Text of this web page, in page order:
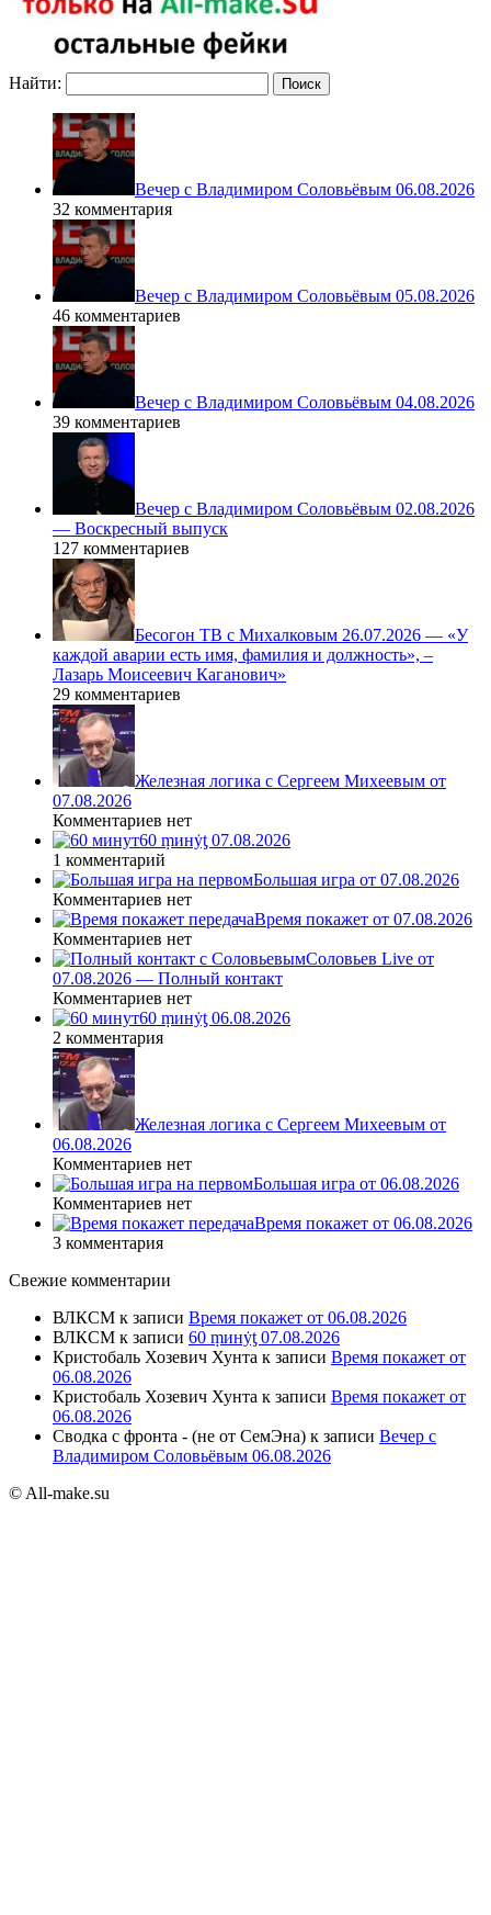
Найти:
Вечер с Владимиром Соловьёвым 06.08.2026
32 комментария
Вечер с Владимиром Соловьёвым 05.08.2026
46 комментариев
Вечер с Владимиром Соловьёвым 04.08.2026
39 комментариев
Вечер с Владимиром Соловьёвым 02.08.2026
— Воскресный выпуск
127 комментариев
Бесогон ТВ с Михалковым 26.07.2026 — «У
каждой аварии есть имя, фамилия и должность», –
Лазарь Моисеевич Каганович»
29 комментариев
Железная логика с Сергеем Михеевым от
07.08.2026
Комментариев нет
60 ṃинẏƫ 07.08.2026
1 комментарий
Большая игра от 07.08.2026
Комментариев нет
Время покажет от 07.08.2026
Комментариев нет
Соловьев Live от
07.08.2026 — Полный контакт
Комментариев нет
60 ṃинẏƫ 06.08.2026
2 комментария
Железная логика с Сергеем Михеевым от
06.08.2026
Комментариев нет
Большая игра от 06.08.2026
Комментариев нет
Время покажет от 06.08.2026
3 комментария
Свежие комментарии
ВЛКСМ к записи Время покажет от 06.08.2026
ВЛКСМ к записи 60 ṃинẏƫ 07.08.2026
Кристобаль Хозевич Хунта к записи Время покажет от
06.08.2026
Кристобаль Хозевич Хунта к записи Время покажет от
06.08.2026
Сводка с фронта - (не от СемЭна) к записи Вечер с
Владимиром Соловьёвым 06.08.2026
© All-make.su